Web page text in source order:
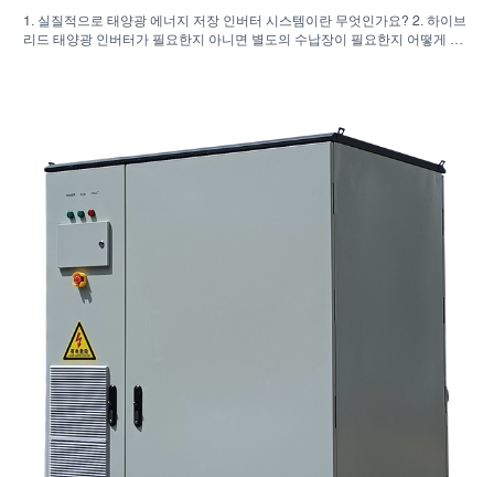
1. 실질적으로 태양광 에너지 저장 인버터 시스템이란 무엇인가요? 2. 하이브
리드 태양광 인버터가 필요한지 아니면 별도의 수납장이 필요한지 어떻게 알